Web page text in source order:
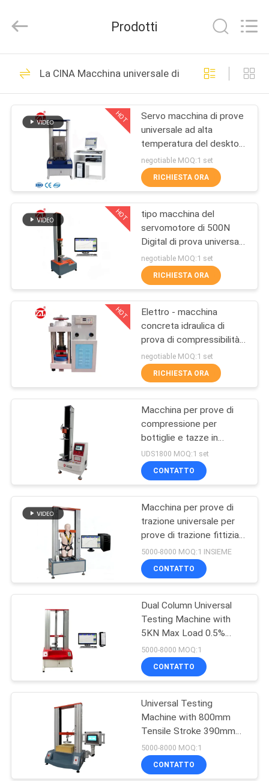
CASA
PRODOTTI
CIRCA
NOI
FABBRICA
CONTROLLO
QUALITÀ
CONTATTICI
NOTIZIE
RICHIEDA
UNA
CITAZIONE
SHOW
MAPPA
PRIVACY
POLICY
Instrument
Technology
All
Reserved.
Macchina di prova
di gomma
268
Macchina di
vulcanizzazione
della stampa
43
Un mulino di due
rotoli
Macchina universale
di collaudo
Miscelatore di
Banbury
32
Macchina di prova
di trazione
Prodotti
La CINA Macchina universale di collaudo
HOT
Servo macchina di prove
universale ad alta
temperatura del desktop
computer
negotiable MOQ:1 set
RICHIESTA ORA
HOT
tipo macchina del
servomotore di 500N
Digital di prova universale
di resistenza alla trazione
del tessuto
negotiable MOQ:1 set
RICHIESTA ORA
HOT
Elettro - macchina
concreta idraulica di
prova di compressibilità
di Digital
negotiable MOQ:1 set
RICHIESTA ORA
Macchina per prove di
compressione per
bottiglie e tazze in
plastica, tester
universale per trazione
da banco a colonna
UDS1800 MOQ:1 set
CONTATTO
Macchina per prove di
trazione universale per
prove di trazione fittizia
Macchina per prove
universali
5000-8000 MOQ:1 INSIEME
CONTATTO
Dual Column Universal
Testing Machine with
5KN Max Load 0.5%
Accuracy and 380mm
Testing Width
5000-8000 MOQ:1
CONTATTO
Universal Testing
Machine with 800mm
Tensile Stroke 390mm
Testing Width and Two-
Year Warranty for Foam
IFD Hardness Testing
5000-8000 MOQ:1
CONTATTO